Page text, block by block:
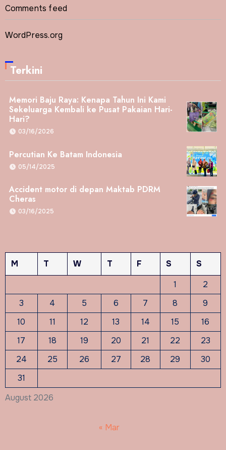
Comments feed
WordPress.org
Terkini
Memori Baju Raya: Kenapa Tahun Ini Kami
Sekeluarga Kembali ke Pusat Pakaian Hari-
Hari?
03/16/2026
Percutian Ke Batam Indonesia
05/14/2025
Accident motor di depan Maktab PDRM
Cheras
03/16/2025
August 2026
M T W T F S
S
1
2
3
4 5 6 7 8
9
10
11 12 13 14 15
16
17
18 19 20 21 22
23
24
25 26 27 28 29
30
31
« Mar